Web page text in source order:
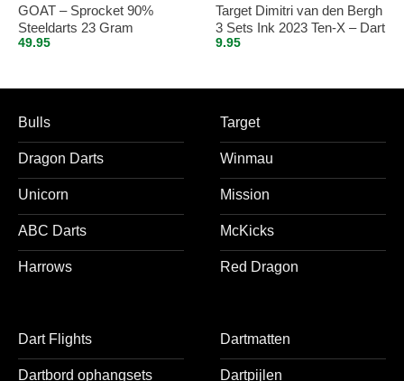
GOAT – Sprocket 90%
Steeldarts 23 Gram
49.95
Target Dimitri van den Bergh
3 Sets Ink 2023 Ten-X – Dart
Flights
9.95
Bulls
Dragon Darts
Unicorn
ABC Darts
Harrows
Target
Winmau
Mission
McKicks
Red Dragon
Dart Flights
Dartbord ophangsets
Dartmatten
Dartpijlen